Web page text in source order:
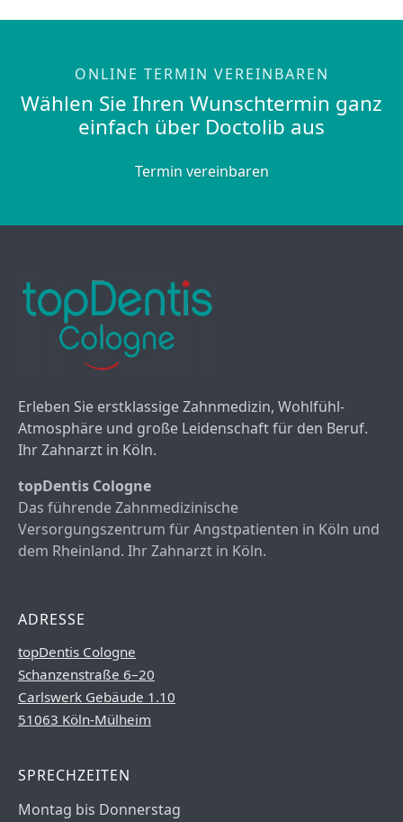
ONLINE TERMIN VEREINBAREN
Wählen Sie Ihren Wunschtermin ganz
einfach über Doctolib aus
Termin vereinbaren
Erleben Sie erstklassige Zahnmedizin, Wohlfühl-
Atmosphäre und große Leidenschaft für den Beruf.
Ihr Zahnarzt in Köln.
topDentis Cologne
Das führende Zahnmedizinische
Versorgungszentrum für Angstpatienten in Köln und
dem Rheinland. Ihr Zahnarzt in Köln.
ADRESSE
topDentis Cologne
Schanzenstraße 6–20
Carlswerk Gebäude 1.10
51063 Köln-Mülheim
SPRECHZEITEN
Montag bis Donnerstag